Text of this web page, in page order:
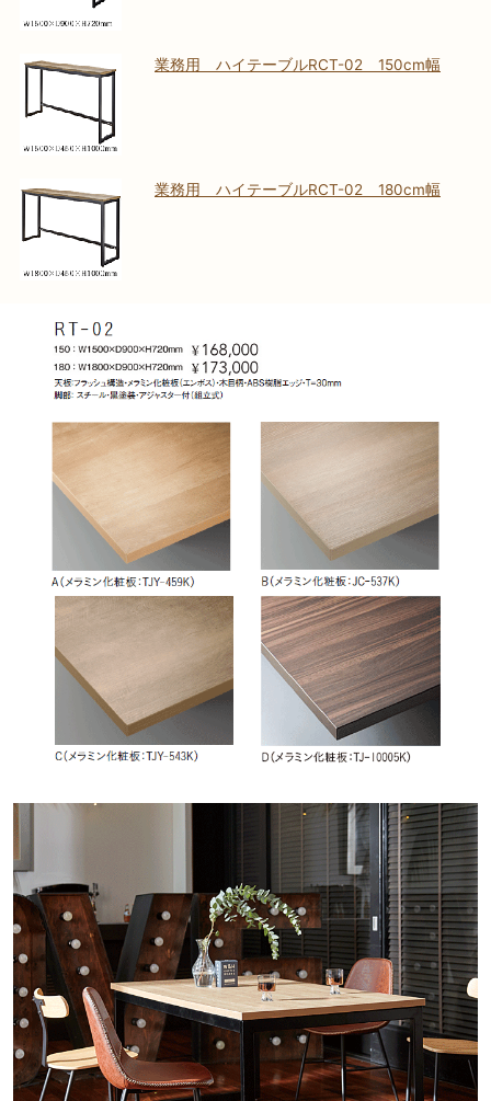
業務用 ハイテーブルRCT-02 150cm幅
業務用 ハイテーブルRCT-02 180cm幅